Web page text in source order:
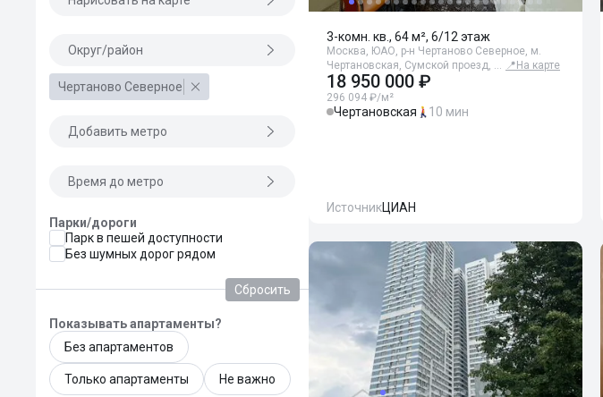
Округ/район
Чертаново Северное
Добавить метро
Время до метро
Парки/дороги
Парк в пешей доступности
Без шумных дорог рядом
Сбросить
Показывать апартаменты?
Без апартаментов
Только апартаменты Не важно
3-комн. кв., 64 м², 6/12 этаж
Москва, ЮАО, р-н Чертаново Северное, м.
Чертановская, Сумской проезд, … 📍 На карте
18 950 000 ₽
296 094 ₽/м²
Чертановская 10 мин
ИсточникЦИАН